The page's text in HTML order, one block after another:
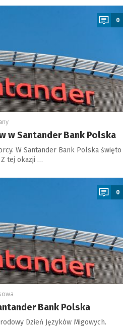
0
w Santander Bank Polska
W Santander Bank Polska święto
Z tej okazji …
0
Bank Polska
Dzień Języków Migowych.